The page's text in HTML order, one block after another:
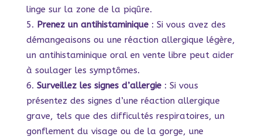
linge sur la zone de la piqûre.
Prenez un antihistaminique: Si vous avez des
démangeaisons ou une réaction allergique légère,
un antihistaminique oral en vente libre peut aider
à soulager les symptômes.
Surveillez les signes d’allergie: Si vous
présentez des signes d’une réaction allergique
grave, tels que des difficultés respiratoires, un
gonflement du visage ou de la gorge, une